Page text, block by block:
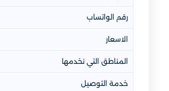
رقم الواتساب
الاسعار
المناطق التي نخدمها
خدمة التوصيل